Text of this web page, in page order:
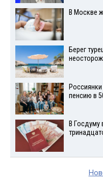
В Москве
Берег
пенсию в
В Госдуму